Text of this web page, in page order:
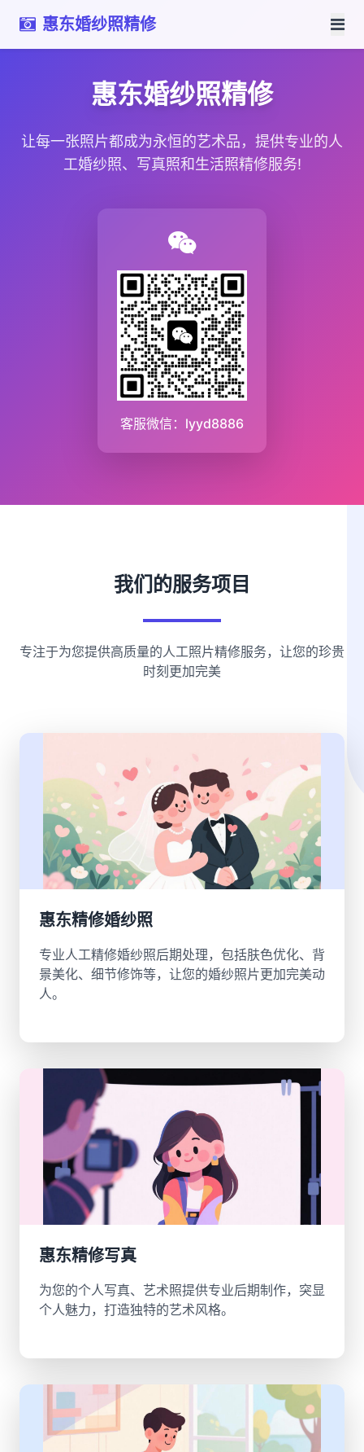
惠东婚纱照精修
惠东婚纱照精修
让每一张照片都成为永恒的艺术品，提供专业的人
工婚纱照、写真照和生活照精修服务!
客服微信：lyyd8886
我们的服务项目
专注于为您提供高质量的人工照片精修服务，让您的珍贵
时刻更加完美
惠东精修婚纱照
专业人工精修婚纱照后期处理，包括肤色优化、背
景美化、细节修饰等，让您的婚纱照片更加完美动
人。
惠东精修写真
为您的个人写真、艺术照提供专业后期制作，突显
个人魅力，打造独特的艺术风格。